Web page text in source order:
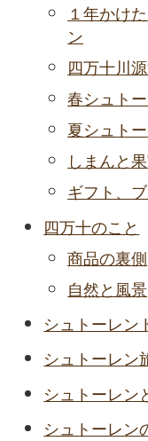
１年かけ
ン
四万十川
春シュト
夏シュト
しまんと
ギフト、
四万十のこと
商品の裏側
自然と風景
シュトーレン
シュトーレン
シュトーレン
シュトーレン